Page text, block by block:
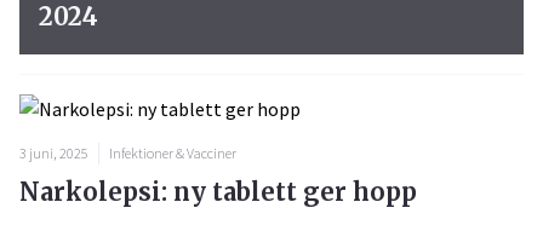
3 juni, 2025 Infektioner & Vacciner
Narkolepsi: ny tablett ger hopp
2024